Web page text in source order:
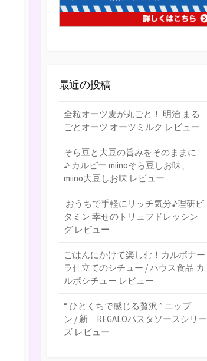
最近の投稿
全粒オーツ麦が丸ごと！ 明治 まる
ごとオーツ オーツミルク レビュー
そら豆と大豆の旨みをそのままに
♪ カルビー miinoそら豆しお味、
miino大豆しお味 レビュー
おうちで手軽にリッチ気分♪理研ビ
タミン 幸せのトリュフドレッシン
グ レビュー
ごはんにかけて楽しむ！カルボナー
ラ仕立てのシチュー / ハウス食品 カ
ルボシチュー レビュー
“ ひとくちで感じる贅沢 ” ニップ
ン / 新 REGALOパスタソースシリー
ズ レビュー